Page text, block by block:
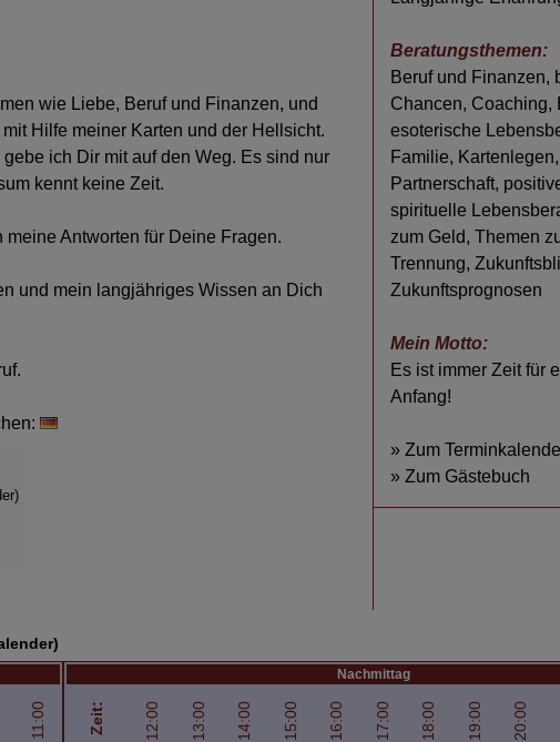
wie Liebe, Beruf und Finanzen, und
Hilfe meiner Karten und der Hellsicht.
ich Dir mit auf den Weg. Es sind nur
kennt keine Zeit.
Antworten für Deine Fragen.
und mein langjähriges Wissen an Dich
Beratungsthemen:
Beruf und Finanzen,
Chancen, Coaching,
esoterische
Familie, Kartenlegen,
Partnerschaft,
spirituelle
zum Geld, Themen
Trennung,
Zukunftsprognosen
Mein Motto:
Es ist immer Zeit für
Anfang!
» Zum
» Zum Gästebuch
11:00
Nachmittag
Zeit: 12:00 13:00 14:00 15:00 16:00 17:00 18:00 19:00 20:00